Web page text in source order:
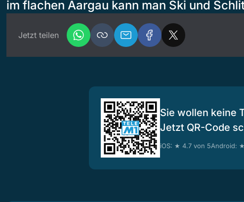
im flachen Aargau kann man Ski und
Jetzt teilen
Sie wollen keine
Jetzt QR-Code
iOS: ★ 4.7 von 5Android: